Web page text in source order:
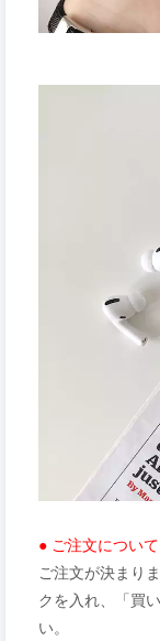
● ご注文について
ご注文が決まり
クを入れ、「買
い。